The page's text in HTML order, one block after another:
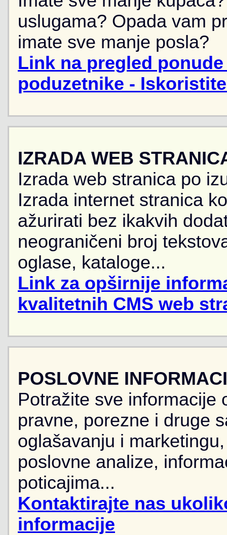
uslugama? Opada vam
imate sve manje posla?
Link na pregled
poduzetnike -
IZRADA WEB
Izrada web stranica po
Izrada internet stranica
ažurirati bez ikakvih
neograničeni broj
oglase, kataloge...
Link za opširnije
kvalitetnih CMS web
POSLOVNE
Potražite sve informacije
pravne, porezne i druge
oglašavanju i
poslovne analize,
poticajima...
Kontaktirajte nas
informacije